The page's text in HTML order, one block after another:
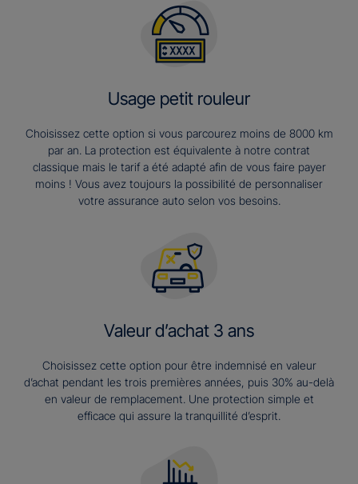
Usage petit rouleur
Choisissez cette option si vous parcourez moins de 8000 km
par an. La protection est équivalente à notre contrat
classique mais le tarif a été adapté afin de vous faire payer
moins ! Vous avez toujours la possibilité de personnaliser
votre assurance auto selon vos besoins.
Valeur d’achat 3 ans​
Choisissez cette option pour être indemnisé en valeur
d’achat pendant les trois premières années, puis 30% au-delà
en valeur de remplacement. Une protection simple et
efficace qui assure la tranquillité d’esprit.